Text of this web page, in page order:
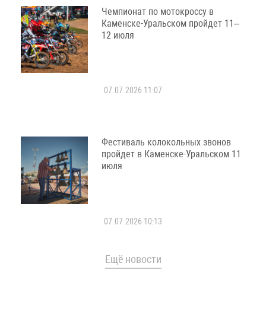
Чемпионат по мотокроссу в
Каменске-Уральском пройдет 11–
12 июля
07.07.2026 11:07
Фестиваль колокольных звонов
пройдет в Каменске-Уральском 11
июля
07.07.2026 10:13
Ещё новости